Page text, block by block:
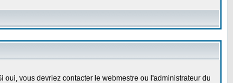
vous devriez contacter le webmestre ou l'administrateur du